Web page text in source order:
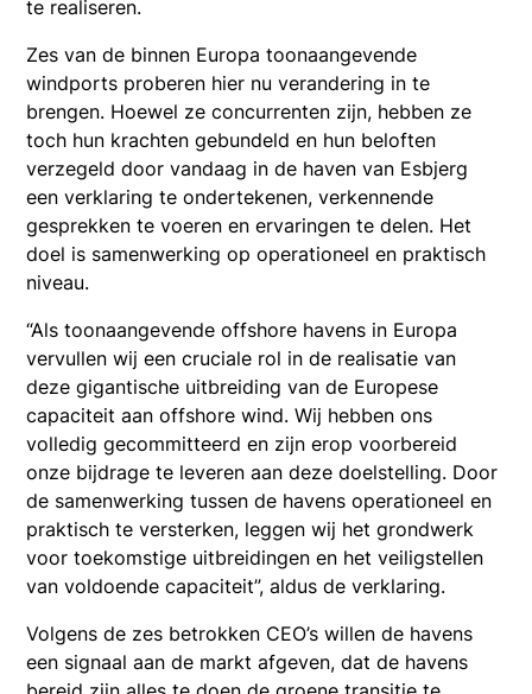
te realiseren.
Zes van de binnen Europa toonaangevende
windports proberen hier nu verandering in te
brengen. Hoewel ze concurrenten zijn, hebben ze
toch hun krachten gebundeld en hun beloften
verzegeld door vandaag in de haven van Esbjerg
een verklaring te ondertekenen, verkennende
gesprekken te voeren en ervaringen te delen. Het
doel is samenwerking op operationeel en praktisch
niveau.
“Als toonaangevende offshore havens in Europa
vervullen wij een cruciale rol in de realisatie van
deze gigantische uitbreiding van de Europese
capaciteit aan offshore wind. Wij hebben ons
volledig gecommitteerd en zijn erop voorbereid
onze bijdrage te leveren aan deze doelstelling. Door
de samenwerking tussen de havens operationeel en
praktisch te versterken, leggen wij het grondwerk
voor toekomstige uitbreidingen en het veiligstellen
van voldoende capaciteit”, aldus de verklaring.
Volgens de zes betrokken CEO’s willen de havens
een signaal aan de markt afgeven, dat de havens